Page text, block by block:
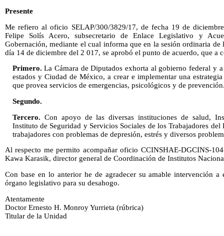
Presente
Me refiero al oficio SELAP/300/3829/17, de fecha 19 de
Felipe Solís Acero, subsecretario de Enlace Legislativo y
Gobernación, mediante el cual informa que en la sesión ordinaria de
día 14 de diciembre del 2 017, se aprobó el punto de acuerdo, que a
Primero. La Cámara de Diputados exhorta al gobierno federal y
estados y Ciudad de México, a crear e implementar una
que provea servicios de emergencias, psicológicos y de
Segundo.
Tercero. Con apoyo de las diversas instituciones de salud,
Instituto de Seguridad y Servicios Sociales de los Trabajadores del
trabajadores con problemas de depresión, estrés y diversos
Al respecto me permito acompañar oficio CCINSHAE-DGCINS-
Kawa Karasik, director general de Coordinación de Institutos
Con base en lo anterior he de agradecer su amable intervención
órgano legislativo para su desahogo.
Atentamente
Doctor Ernesto H. Monroy Yurrieta (rúbrica)
Titular de la Unidad